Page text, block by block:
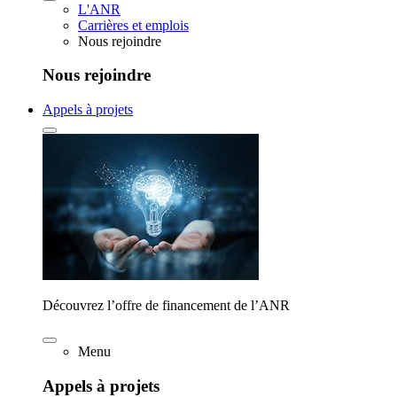
L'ANR
Carrières et emplois
Nous rejoindre
Nous rejoindre
Appels à projets
Découvrez l’offre de financement de l’ANR
Menu
Appels à projets